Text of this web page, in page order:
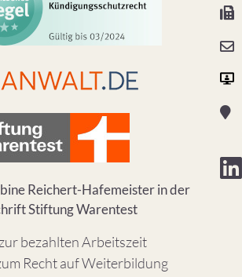
Reichert-Hafemeister in der
Stiftung Warentest
bezahlten Arbeitszeit
Recht auf Weiterbildung